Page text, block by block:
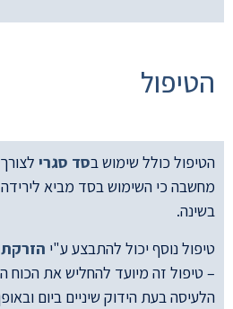
הטיפול
הטיפול כולל שימוש בסד סגרי
מחשבה כי השימוש בסד מביא
בשינה.
טיפול נוסף יכול להתבצע ע"י
– טיפול זה מיועד להחליש את הכוח
הלעיסה בעת הידוק שיניים ביום